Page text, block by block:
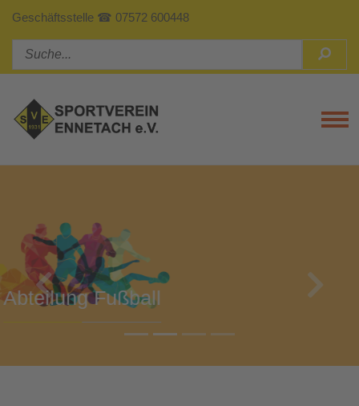
Geschäftsstelle ☎ 07572 600448
Abteilung Turnen
Previous